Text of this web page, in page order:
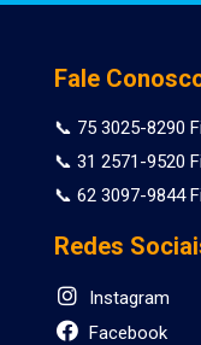
Fale
📞 75 3025-8290
📞 31 2571-9520
📞 62 3097-9844
Redes
Instagram
Facebook